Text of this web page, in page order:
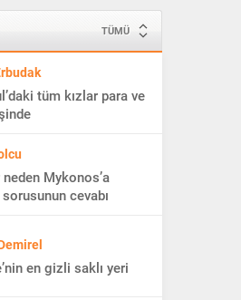
TÜMÜ
tüm kızlar para ve
Mykonos’a
cevabı
en gizli saklı yeri